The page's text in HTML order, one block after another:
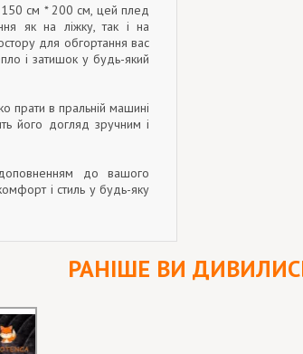
150 см * 200 см, цей плед
як на ліжку, так і на
для обгортання вас
і затишок у будь-який
прати в пральній машині
його догляд зручним і
до вашого
і стиль у будь-яку
РАНІШЕ ВИ